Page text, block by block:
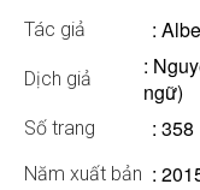
Tác giả :
Dịch giả
:
ngữ)
Số trang : 358
Năm xuất bản :